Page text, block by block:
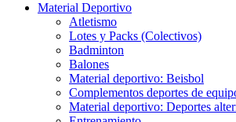
Material Deportivo
Atletismo
Lotes y Packs (Colectivos)
Badminton
Balones
Material deportivo: Beisbol
Complementos deportes de
Material deportivo: Deportes